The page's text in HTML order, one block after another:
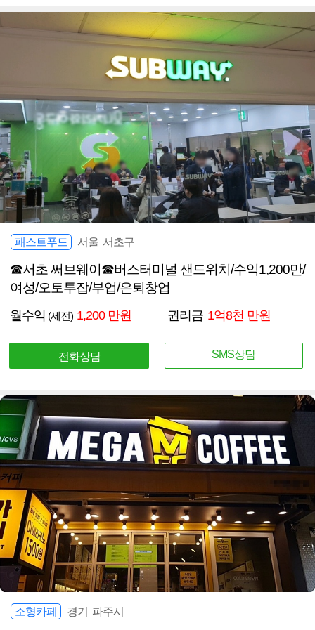
패스트푸드 서울 서초구
☎서초 써브웨이☎버스터미널 샌드위치/수익1,200만/
여성/오토투잡/부업/은퇴창업
월수익 (세전) 1,200 만원 권리금 1억8천 만원
전화상담 SMS상담
소형카페 경기 파주시